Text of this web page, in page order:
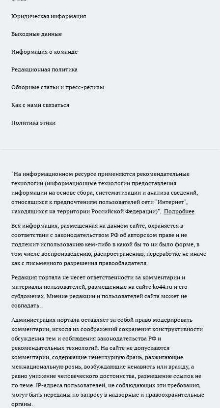
Юридическая информация
Выходные данные
Информация о команде
Редакционная политика
Обзорные статьи и пресс-релизы
Как с нами связаться
Политика этики
"На информационном ресурсе применяются рекомендательные
технологии (информационные технологии предоставления
информации на основе сбора, систематизации и анализа сведений,
относящихся к предпочтениям пользователей сети "Интернет",
находящихся на территории Российской Федерации)". Подробнее
Вся информация, размещенная на данном сайте, охраняется в
соответствии с законодательством РФ об авторском праве и не
подлежит использованию кем-либо в какой бы то ни было форме, в
том числе воспроизведению, распространению, переработке не иначе
как с письменного разрешения правообладателя.
Редакция портала не несет ответственности за комментарии и
материалы пользователей, размещенные на сайте ko44.ru и его
субдоменах. Мнение редакции и пользователей сайта может не
совпадать.
Администрация портала оставляет за собой право модерировать
комментарии, исходя из соображений сохранения конструктивности
обсуждения тем и соблюдения законодательства РФ и
рекомендательных технологий. На сайте не допускаются
комментарии, содержащие нецензурную брань, разжигающие
межнациональную рознь, возбуждающие ненависть или вражду, а
равно унижение человеческого достоинства, размещение ссылок не
по теме. IP-адреса пользователей, не соблюдающих эти требования,
могут быть переданы по запросу в надзорные и правоохранительные
органы.